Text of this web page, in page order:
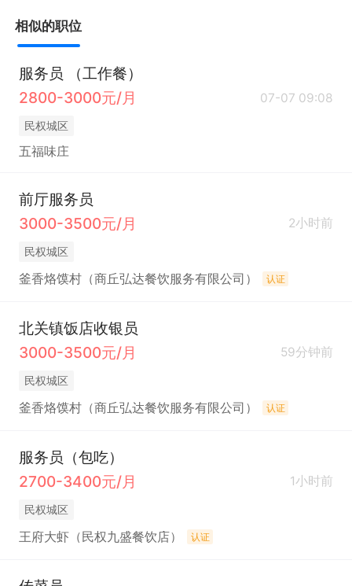
相似的职位
服务员 （工作餐）
2800-3000元/月
07-07 09:08
民权城区
五福味庄
前厅服务员
3000-3500元/月
2小时前
民权城区
釜香烙馍村（商丘弘达餐饮服务有限公司） 认证
北关镇饭店收银员
3000-3500元/月
59分钟前
民权城区
釜香烙馍村（商丘弘达餐饮服务有限公司） 认证
服务员（包吃）
2700-3400元/月
1小时前
民权城区
王府大虾（民权九盛餐饮店） 认证